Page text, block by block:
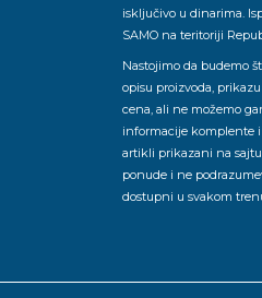
isključivo u dinarima.
SAMO na teritoriji
Nastojimo da budemo
opisu proizvoda,
cena, ali ne možemo
informacije komplente i
artikli prikazani na sajtu
ponude i ne
dostupni u svakom